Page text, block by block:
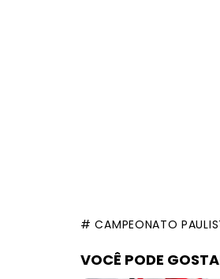
# CAMPEONATO
VOCÊ PODE